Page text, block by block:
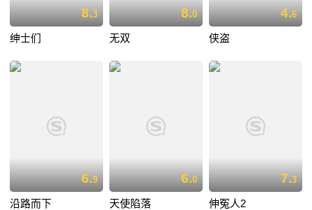
8.3
绅士们
8.0
无双
4.6
侠盗
6.9
沿路而下
6.0
天使陷落
7.3
伸冤人2